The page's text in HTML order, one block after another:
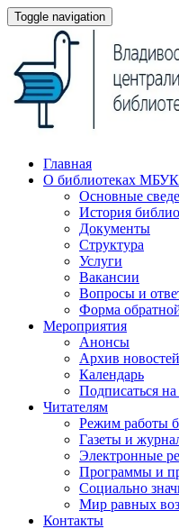
Toggle navigation
Главная
О библиотеках
Основные
История
Документы
Структура
Услуги
Вакансии
Вопросы и
Форма
Мероприятия
Анонсы
Архив новостей
Календарь
Подписаться
Читателям
Режим работы
Газеты и
Электронные
Программы и
Социально
Мир равных
Контакты